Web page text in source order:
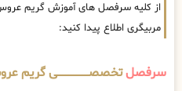
از کلیه سرفصل های آموزش گریم
مربیگری اطلاع پیدا کنید:
سرفصلتخصصــــــــــــــــــــی